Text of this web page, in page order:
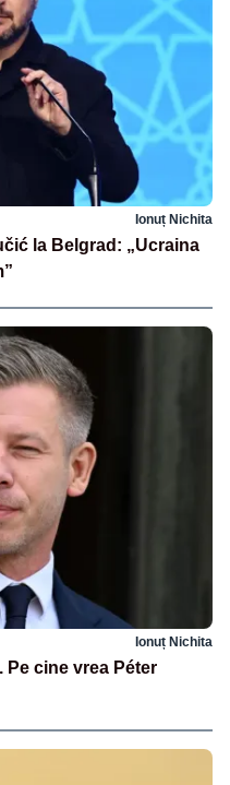
Ionuț Nichita
la Belgrad: „Ucraina
Ionuț Nichita
Pe cine vrea Péter